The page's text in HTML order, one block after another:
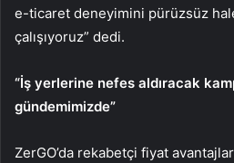
e-ticaret deneyimini pürüzsüz
çalışıyoruz” dedi.
“İş yerlerine nefes aldıracak
gündemimizde”
ZerGO’da rekabetçi fiyat